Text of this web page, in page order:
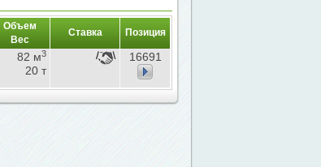
Объем
Вес
Ставка Позиция
82 м3
20 т
16691